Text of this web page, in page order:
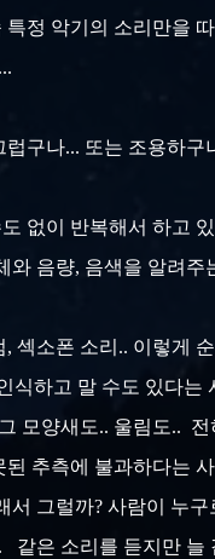
정 악기의 소리만을
구나... 또는 조용하구
없이 반복해서 하고
음량, 음색을 알려주
섹소폰 소리.. 이렇게
식하고 말 수도 있다는
모양새도.. 울림도..
추측에 불과하다는
그럴까? 사람이 누구
은 소리를 듣지만 늘